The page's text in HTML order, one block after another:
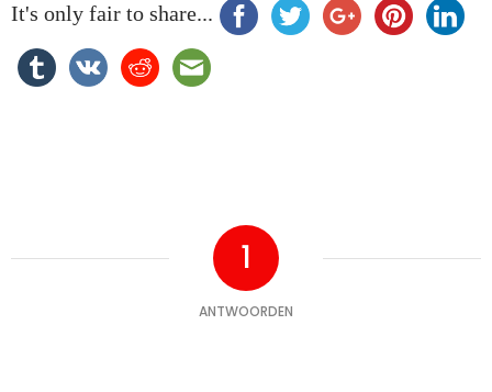
It's only fair to share...
1
ANTWOORDEN